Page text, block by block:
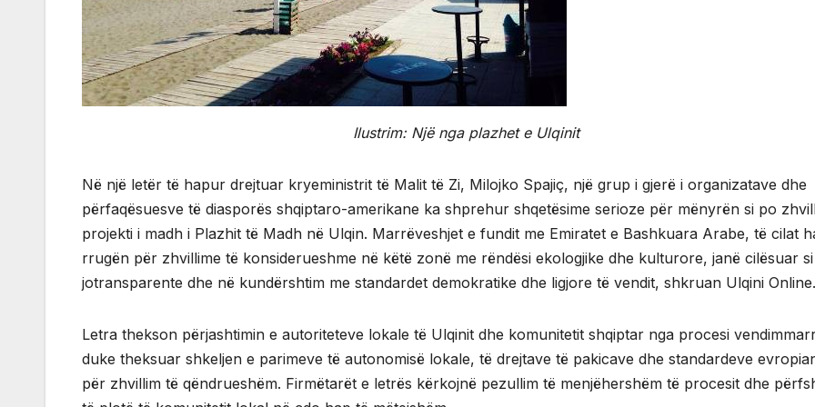
Ilustrim: Një nga plazhet e Ulqinit
Në një letër të hapur drejtuar kryeministrit të Malit të Zi, Milojko Spajiç, një grup i gjerë i organizatave dhe
përfaqësuesve të diasporës shqiptaro-amerikane ka shprehur shqetësime serioze për mënyrën si po
projekti i madh i Plazhit të Madh në Ulqin. Marrëveshjet e fundit me Emiratet e Bashkuara Arabe, të cilat
rrugën për zhvillime të konsiderueshme në këtë zonë me rëndësi ekologjike dhe kulturore, janë cilësuar si
jotransparente dhe në kundërshtim me standardet demokratike dhe ligjore të vendit, shkruan Ulqini Online.
Letra thekson përjashtimin e autoriteteve lokale të Ulqinit dhe komunitetit shqiptar nga procesi
duke theksuar shkeljen e parimeve të autonomisë lokale, të drejtave të pakicave dhe standardeve
për zhvillim të qëndrueshëm. Firmëtarët e letrës kërkojnë pezullim të menjëhershëm të procesit dhe